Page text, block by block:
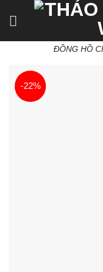
ĐỒNG HỒ
-22%